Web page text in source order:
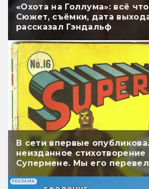
«Охота на Голлума»: всё
Сюжет, съёмки, дата
рассказал Гэндальф
В сети впервые
неизданное стихотворение
Супермене. Мы его
РЕКЛАМА